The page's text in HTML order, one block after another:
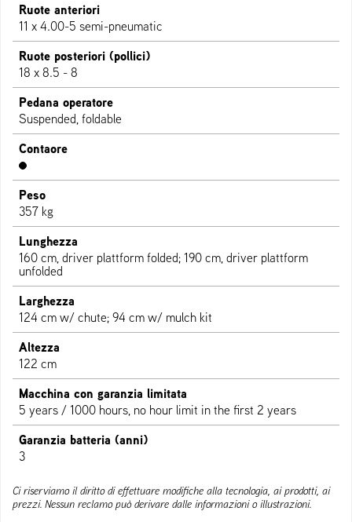
Ruote anteriori
11 x 4.00-5 semi-pneumatic
Ruote posteriori (pollici)
18 x 8.5 - 8
Pedana operatore
Suspended, foldable
Contaore
Peso
357 kg
Lunghezza
160 cm, driver plattform folded; 190 cm, driver plattform
unfolded
Larghezza
124 cm w/ chute; 94 cm w/ mulch kit
Altezza
122 cm
Macchina con garanzia limitata
5 years / 1000 hours, no hour limit in the first 2 years
Garanzia batteria (anni)
3
Ci riserviamo il diritto di effettuare modifiche alla tecnologia, ai prodotti, ai
prezzi. Nessun reclamo può derivare dalle informazioni o illustrazioni.